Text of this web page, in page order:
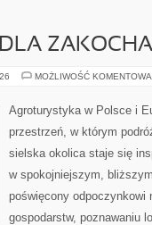
MOŻLIWOŚĆ
Agroturystyka w Polsce i
przestrzeń, w którym
sielska okolica staje się
w spokojniejszym,
poświęcony odpoczynkowi
gospodarstw, poznawaniu